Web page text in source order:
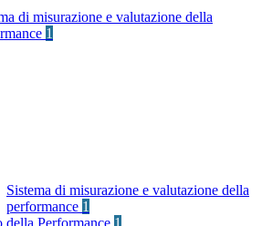
di misurazione e valutazione della
1
Sistema di misurazione e valutazione della
performance 1